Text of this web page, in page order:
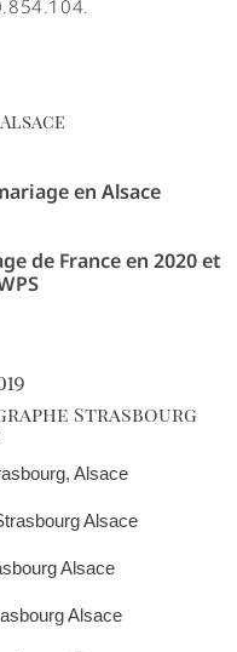
en Alsace
de France en 2020 et
Strasbourg
Alsace
Alsace
Alsace
Alsace